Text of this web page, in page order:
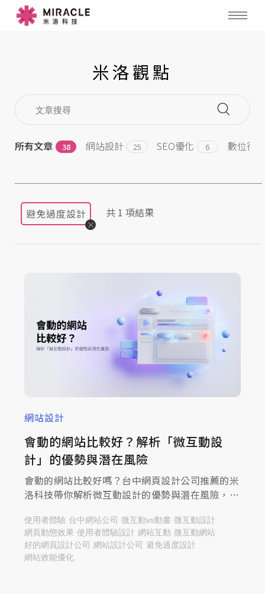
米洛觀點
所有文章 38 網站設計 25 SEO優化 6 數位行銷
避免過度設計 共 1 項結果
網站設計
會動的網站比較好？解析「微互動設
計」的優勢與潛在風險
會動的網站比較好嗎？台中網頁設計公司推薦的米
洛科技帶你解析微互動設計的優勢與潛在風險，閱
使用者體驗 台中網站公司 微互動vs動畫 微互動設計
網頁動態效果 使用者體驗設計 網站互動 微互動網站
好的網頁設計公司 網站設計公司 避免過度設計
網站效能優化